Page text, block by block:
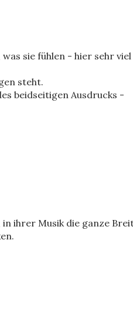
sie fühlen - hier sehr viel
steht.
beidseitigen Ausdrucks -
ihrer Musik die ganze